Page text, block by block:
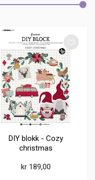
DIY blokk - Cozy
christmas
kr 189,00